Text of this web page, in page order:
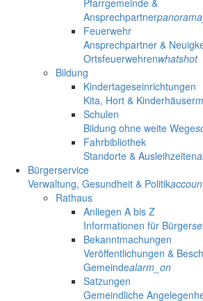
Pfarrgemeinde &
Ansprechpartner
Feuerwehr
Ansprechpartner &
Ortsfeuerwehrenwhatshot
Bildung
Kindertageseinrichtungen
Kita, Hort & Kinderhäuser
Schulen
Bildung ohne weite Wege
Fahrbibliothek
Standorte & Ausleihzeiten
Bürgerservice
Verwaltung, Gesundheit & Politik
Rathaus
Anliegen A bis Z
Informationen für Bürger
Bekanntmachungen
Veröffentlichungen &
Gemeindealarm_on
Satzungen
Gemeindliche